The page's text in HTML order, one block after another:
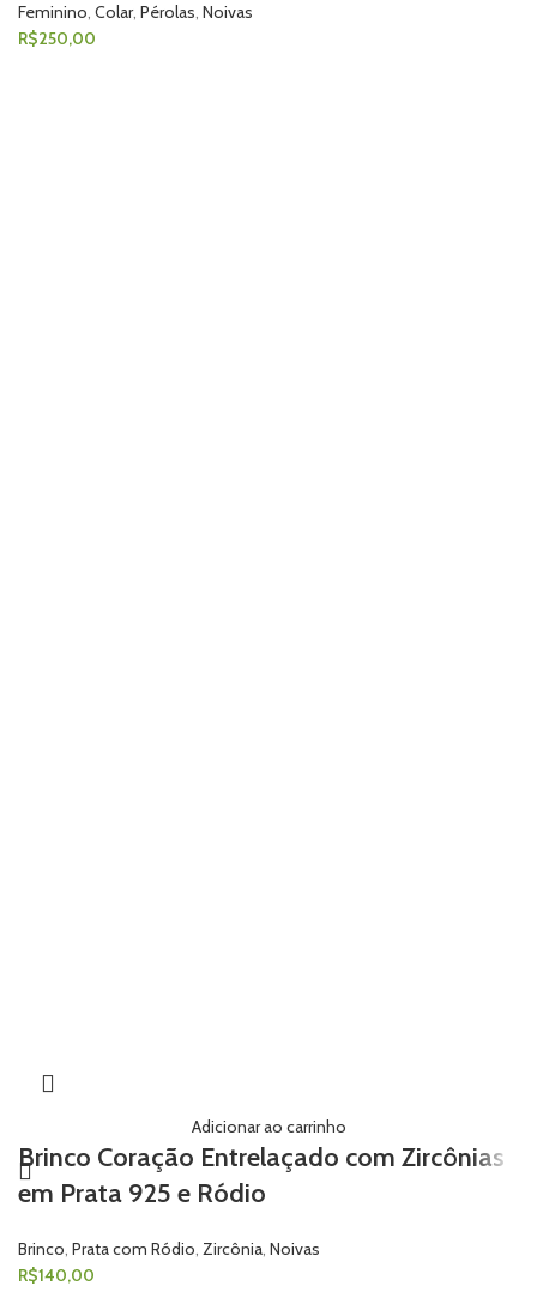
Feminino, Colar, Pérolas, Noivas
R$250,00
Adicionar ao carrinho
Brinco Coração Entrelaçado com Zircônias
em Prata 925 e Ródio
Brinco, Prata com Ródio, Zircônia, Noivas
R$140,00